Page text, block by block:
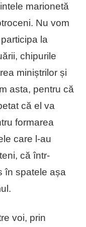
marionetă
Nu vom
la
chipurile
miniștrilor și
asta, pentru că
că el va
formarea
care l-au
că într-
în spatele așa
voi, prin